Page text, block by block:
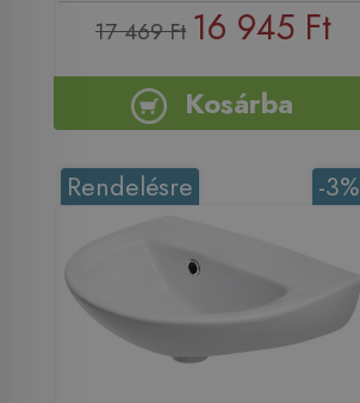
17 469 Ft 16 945 Ft
Kosárba
-3%
Rendelésre